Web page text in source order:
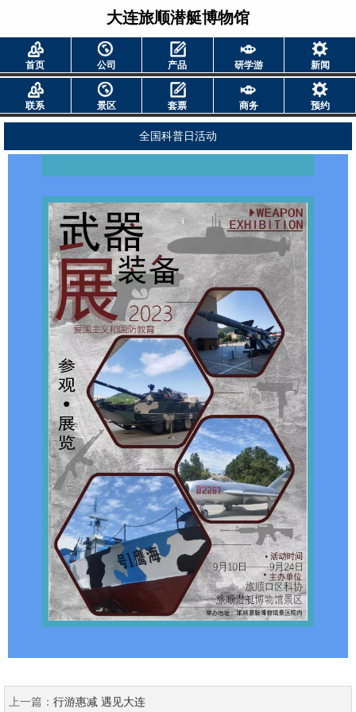
大连旅顺潜艇博物馆
首页 公司 产品 研学游 新闻
联系 景区 套票 商务 预约
全国科普日活动
上一篇： 行游惠减 遇见大连